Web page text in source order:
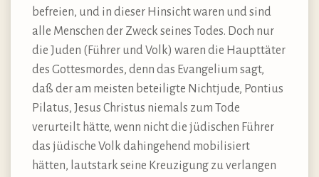
befreien, und in dieser Hinsicht waren und sind
alle Menschen der Zweck seines Todes. Doch nur
die Juden (Führer und Volk) waren die Haupttäter
des Gottesmordes, denn das Evangelium sagt,
daß der am meisten beteiligte Nichtjude, Pontius
Pilatus, Jesus Christus niemals zum Tode
verurteilt hätte, wenn nicht die jüdischen Führer
das jüdische Volk dahingehend mobilisiert
hätten, lautstark seine Kreuzigung zu verlangen